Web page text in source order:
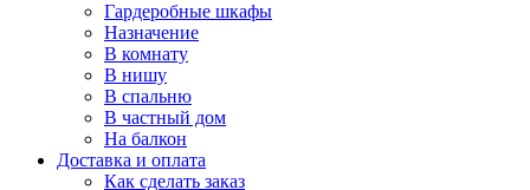
Гардеробные шкафы
Назначение
В комнату
В нишу
В спальню
В частный дом
На балкон
Доставка и оплата
Как сделать заказ